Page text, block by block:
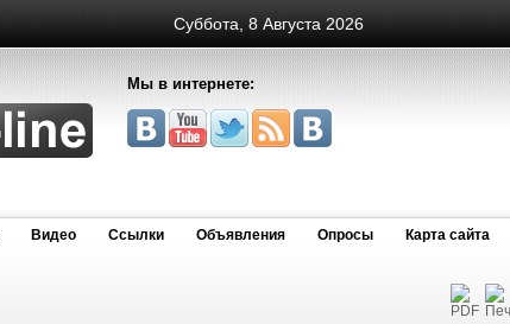
Суббота, 8 Августа 2026
Мы в интернете:
Видео Cсылки Объявления Опросы Карта сайта